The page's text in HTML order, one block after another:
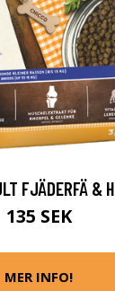
FJÄDERFÄ &
135 SEK
MER INFO!